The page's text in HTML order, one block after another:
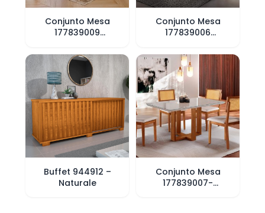
Conjunto Mesa
177839009
cadeiras 177839011
Mel/Ratam
Conjunto Mesa
177839006
cadeiras 177839011
Mel/Ratam
Buffet 944912 –
Naturale
Conjunto Mesa
177839007-